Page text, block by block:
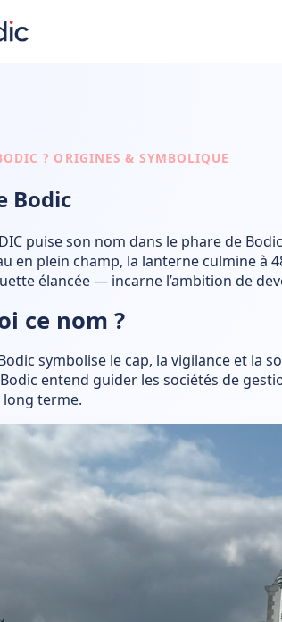
? ORIGINES & SYMBOLIQUE
Bodic
puise son nom dans le phare de
en plein champ, la lanterne culmine à
élancée — incarne l’ambition de
ce nom ?
symbolise le cap, la vigilance et
entend guider les sociétés de
long terme.